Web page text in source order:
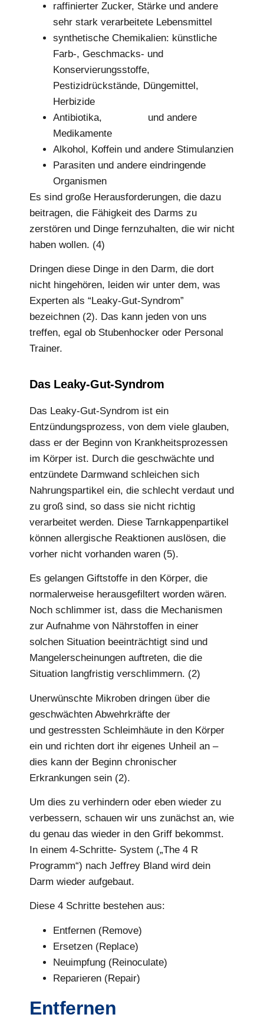
raffinierter Zucker, Stärke und andere
sehr stark verarbeitete Lebensmittel
synthetische Chemikalien: künstliche
Farb-, Geschmacks- und
Konservierungsstoffe,
Pestizidrückstände, Düngemittel,
Herbizide
Antibiotika,
und andere
Medikamente
Alkohol, Koffein und andere Stimulanzien
Parasiten und andere eindringende
Organismen
Es sind große Herausforderungen, die dazu
beitragen, die Fähigkeit des Darms zu
zerstören und Dinge fernzuhalten, die wir nicht
haben wollen. (4)
Dringen diese Dinge in den Darm, die dort
nicht hingehören, leiden wir unter dem, was
Experten als “Leaky-Gut-Syndrom”
bezeichnen (2). Das kann jeden von uns
treffen, egal ob Stubenhocker oder Personal
Trainer.
Das Leaky-Gut-Syndrom
Das Leaky-Gut-Syndrom ist ein
Entzündungsprozess, von dem viele glauben,
dass er der Beginn von Krankheitsprozessen
im Körper ist. Durch die geschwächte und
entzündete Darmwand schleichen sich
Nahrungspartikel ein, die schlecht verdaut und
zu groß sind, so dass sie nicht richtig
verarbeitet werden. Diese Tarnkappenpartikel
können allergische Reaktionen auslösen, die
vorher nicht vorhanden waren (5).
Es gelangen Giftstoffe in den Körper, die
normalerweise herausgefiltert worden wären.
Noch schlimmer ist, dass die Mechanismen
zur Aufnahme von Nährstoffen in einer
solchen Situation beeinträchtigt sind und
Mangelerscheinungen auftreten, die die
Situation langfristig verschlimmern. (2)
Unerwünschte Mikroben dringen über die
geschwächten Abwehrkräfte der
und gestressten Schleimhäute in den Körper
ein und richten dort ihr eigenes Unheil an –
dies kann der Beginn chronischer
Erkrankungen sein (2).
Um dies zu verhindern oder eben wieder zu
verbessern, schauen wir uns zunächst an, wie
du genau das wieder in den Griff bekommst.
In einem 4-Schritte- System („The 4 R
Programm“) nach Jeffrey Bland wird dein
Darm wieder aufgebaut.
Diese 4 Schritte bestehen aus:
Entfernen (Remove)
Ersetzen (Replace)
Neuimpfung (Reinoculate)
Reparieren (Repair)
Entfernen